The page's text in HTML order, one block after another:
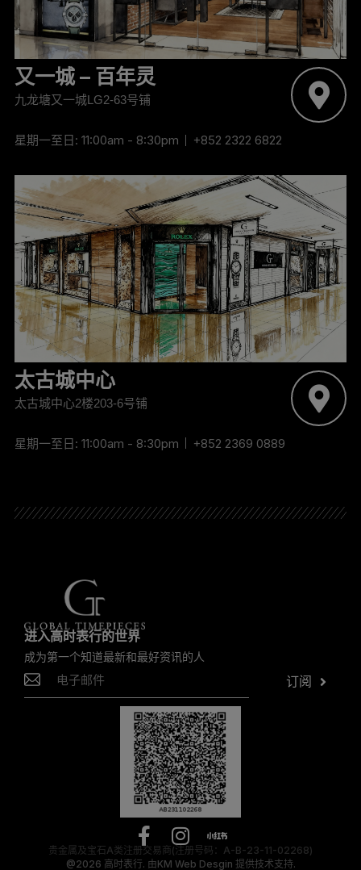
又一城 – 百年灵
九龙塘又一城LG2-63号铺
星期一至日: 11:00am - 8:30pm +852 2322 6822
‬太古城中心
太古城中心2楼203-6号铺
星期一至日: 11:00am - 8:30pm +852 2369 0889
进入高时表行的世界
成为第一个知道最新和最好资讯的人
订阅
贵金属及宝石A类注册交易商(注册号码：A-B-23-11-02268)
@2026 高时表行. 由KM Web Desgin 提供技术支持.